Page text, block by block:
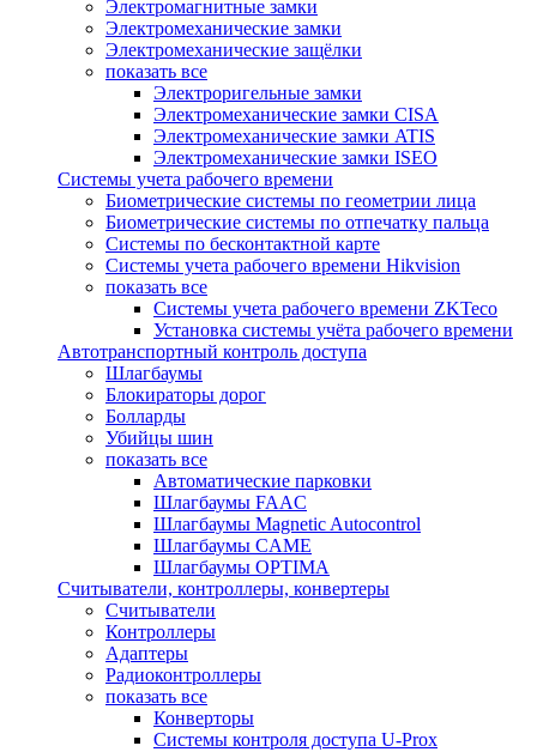
Электромагнитные замки
Электромеханические замки
Электромеханические защёлки
показать все
Электроригельные замки
Электромеханические замки CISA
Электромеханические замки ATIS
Электромеханические замки ISEO
Системы учета рабочего времени
Биометрические системы по геометрии лица
Биометрические системы по отпечатку пальца
Системы по бесконтактной карте
Системы учета рабочего времени Hikvision
показать все
Системы учета рабочего времени ZKTeco
Установка системы учёта рабочего времени
Автотранспортный контроль доступа
Шлагбаумы
Блокираторы дорог
Болларды
Убийцы шин
показать все
Автоматические парковки
Шлагбаумы FAAC
Шлагбаумы Magnetic Autocontrol
Шлагбаумы CAME
Шлагбаумы OPTIMA
Считыватели, контроллеры, конвертеры
Считыватели
Контроллеры
Адаптеры
Радиоконтроллеры
показать все
Конверторы
Системы контроля доступа U-Prox